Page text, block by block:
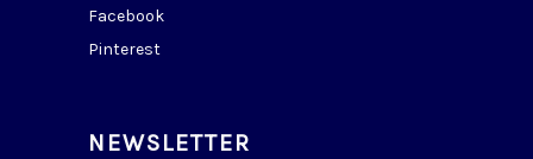
Facebook
Pinterest
NEWSLETTER